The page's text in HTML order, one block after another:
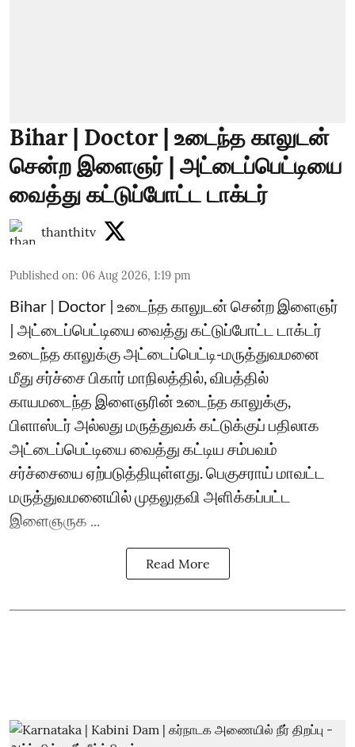
Bihar | Doctor | உடைந்த காலுடன்
சென்ற இளைஞர் | அட்டைப்பெட்டியை
வைத்து கட்டுப்போட்ட டாக்டர்
thanthitv
Published on: 06 Aug 2026, 1:19 pm
Bihar | Doctor | உடைந்த காலுடன் சென்ற இளைஞர்
| அட்டைப்பெட்டியை வைத்து கட்டுப்போட்ட டாக்டர்
உடைந்த காலுக்கு அட்டைப்பெட்டி-மருத்துவமனை
மீது சர்ச்சை பிகார் மாநிலத்தில், விபத்தில்
காயமடைந்த இளைஞரின் உடைந்த காலுக்கு,
பிளாஸ்டர் அல்லது மருத்துவக் கட்டுக்குப் பதிலாக
அட்டைப்பெட்டியை வைத்து கட்டிய சம்பவம்
சர்ச்சையை ஏற்படுத்தியுள்ளது. பெகுசராய் மாவட்ட
மருத்துவமனையில் முதலுதவி அளிக்கப்பட்ட
இளைஞருக ...
Read More